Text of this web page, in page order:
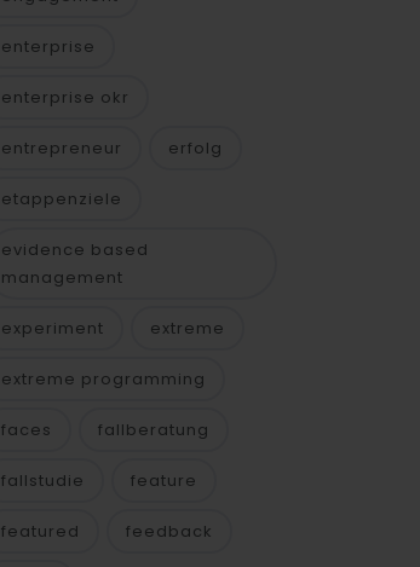
enterprise
enterprise okr
entrepreneur erfolg
etappenziele
evidence based
management
experiment extreme
extreme programming
faces fallberatung
fallstudie feature
featured feedback